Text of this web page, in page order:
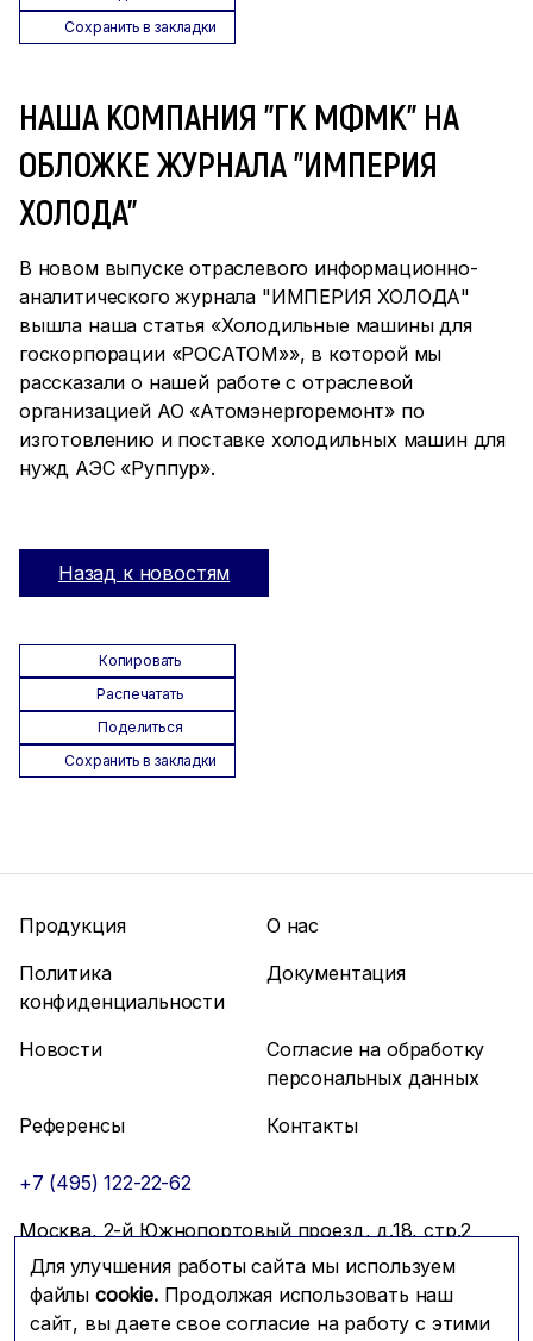
Сохранить в закладки
НАША КОМПАНИЯ "ГК МФМК" НА
ОБЛОЖКЕ ЖУРНАЛА "ИМПЕРИЯ
ХОЛОДА"
В новом выпуске отраслевого информационно-
аналитического журнала "ИМПЕРИЯ ХОЛОДА"
вышла наша статья «Холодильные машины для
госкорпорации «РОСАТОМ»», в которой мы
рассказали о нашей работе с отраслевой
организацией АО «Атомэнергоремонт» по
изготовлению и поставке холодильных машин для
нужд АЭС «Руппур».
Назад к новостям
Копировать
Распечатать
Поделиться
Сохранить в закладки
Для улучшения работы сайта мы используем
файлы cookie.Продолжая использовать наш
сайт, вы даете свое согласие на работу с этими
Продукция
О нас
Политика
конфиденциальности
Документация
Новости
Согласие на обработку
персональных данных
Референсы
Контакты
+7 (495) 122-22-62
Москва, 2-й Южнопортовый проезд, д.18, стр.2
info@mfmc.ru
Связаться с нами